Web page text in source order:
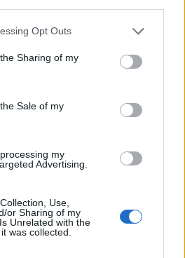
Opt Outs
Sharing of my
Sale of my
my
Advertising.
Use,
or Sharing of my
Unrelated with the
was collected.